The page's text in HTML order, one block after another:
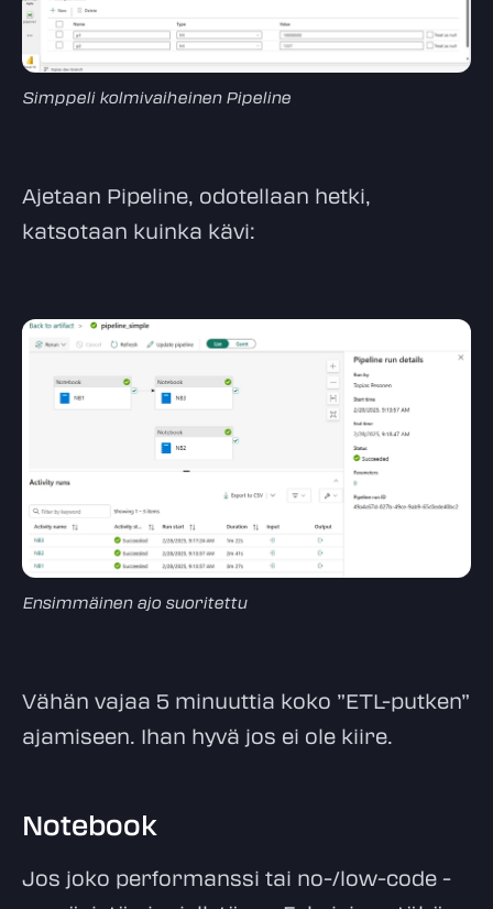
Simppeli kolmivaiheinen Pipeline
Ajetaan Pipeline, odotellaan hetki,
katsotaan kuinka kävi:
Ensimmäinen ajo suoritettu
Vähän vajaa 5 minuuttia koko ”ETL-putken”
ajamiseen. Ihan hyvä jos ei ole kiire.
Notebook
Jos joko performanssi tai no-/low-code -